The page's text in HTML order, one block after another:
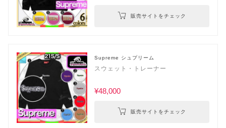
販売サイトをチェック
Supreme シュプリーム
スウェット・トレーナー
¥48,000
販売サイトをチェック